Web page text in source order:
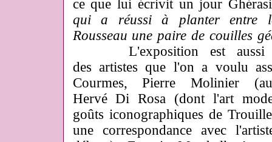
ce que lui écrivit un jour
qui a réussi à planter entre
Rousseau une paire de couilles
L'exposition est aussi
des artistes que l'on a voulu
Courmes, Pierre Molinier
Hervé Di Rosa (dont l'art
goûts iconographiques de
une correspondance avec